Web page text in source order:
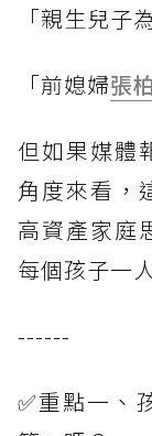
「親生兒子
「前媳婦張
但如果媒體
角度來看，
高資產家庭
每個孩子一
------
✅重點一、